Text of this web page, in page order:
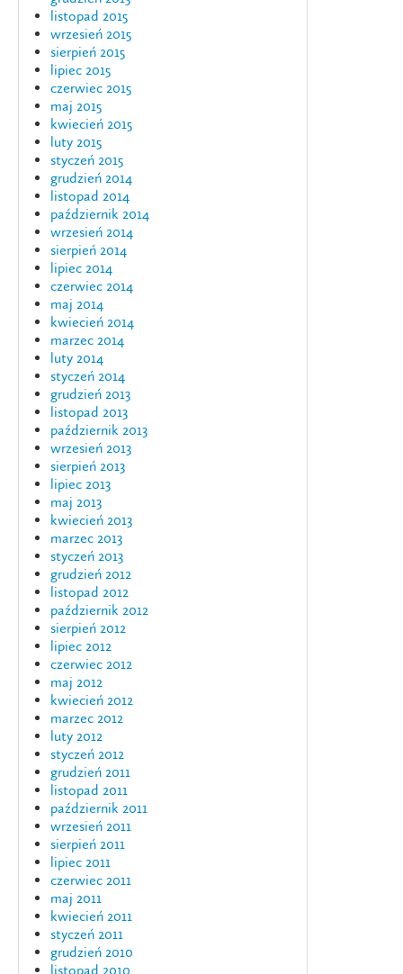
listopad 2015
wrzesień 2015
sierpień 2015
lipiec 2015
czerwiec 2015
maj 2015
kwiecień 2015
luty 2015
styczeń 2015
grudzień 2014
listopad 2014
październik 2014
wrzesień 2014
sierpień 2014
lipiec 2014
czerwiec 2014
maj 2014
kwiecień 2014
marzec 2014
luty 2014
styczeń 2014
grudzień 2013
listopad 2013
październik 2013
wrzesień 2013
sierpień 2013
lipiec 2013
maj 2013
kwiecień 2013
marzec 2013
styczeń 2013
grudzień 2012
listopad 2012
październik 2012
sierpień 2012
lipiec 2012
czerwiec 2012
maj 2012
kwiecień 2012
marzec 2012
luty 2012
styczeń 2012
grudzień 2011
listopad 2011
październik 2011
wrzesień 2011
sierpień 2011
lipiec 2011
czerwiec 2011
maj 2011
kwiecień 2011
styczeń 2011
grudzień 2010
listopad 2010